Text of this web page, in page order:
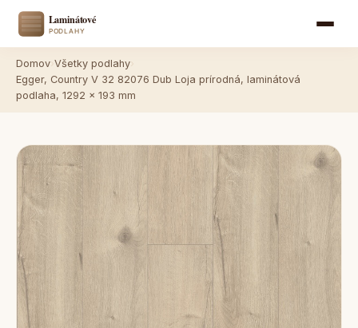
Domov Všetky podlahy
Egger, Country V 32 82076 Dub Loja prírodná, laminátová
podlaha, 1292 x 193 mm